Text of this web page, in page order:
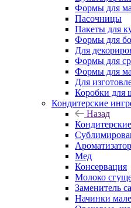
Формы для
Пасочницы
Пакеты для
Формы для
Для
Формы для
Формы для
Для
Коробки для
Кондитерские
Назад
Мед
Консервация
Молоко
Заменитель
Начинки